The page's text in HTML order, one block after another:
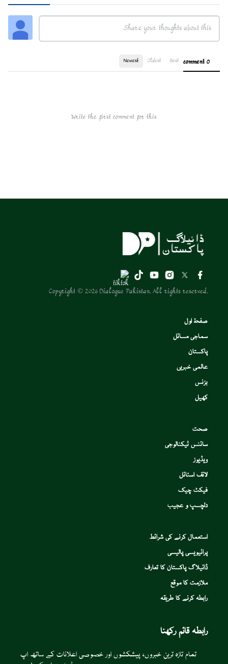
0 comment
Best
Oldest
Newest
Write the first comment for this!
Copyright © 2026 Dialogue Pakistan. All rights reserved.
صفحۂ اول
سماجی مسائل
پاکستان
عالمی خبریں
بزنس
کھیل
صحت
سائنس ٹیکنالوجی
ویڈیوز
لائف اسٹائل
فیکٹ چیک
دلچسپ و عجیب
استعمال کرنے کی شرائط
پرائیویسی پالیسی
ڈائیلاگ پاکستان کا تعارف
ملازمت کا موقع
رابطہ کرنے کا طریقہ
رابطہ قائم رکھنا
تمام تازہ ترین خبروں، پیشکشوں اور خصوصی اعلانات کے ساتھ اپ